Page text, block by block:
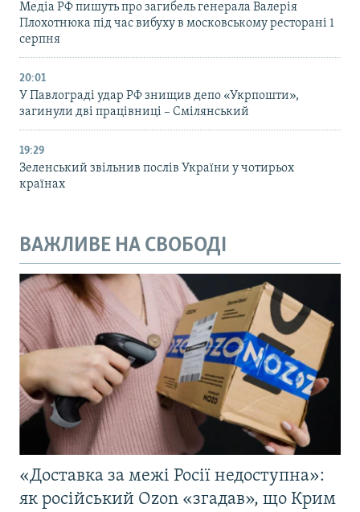
Медіа РФ пишуть про загибель генерала Валерія
Плохотнюка під час вибуху в московському ресторані 1
серпня
20:01
У Павлограді удар РФ знищив депо «Укрпошти»,
загинули дві працівниці – Смілянський
19:29
Зеленський звільнив послів України у чотирьох
країнах
ВАЖЛИВЕ НА СВОБОДІ
«Доставка за межі Росії недоступна»:
як російський Ozon «згадав», що Крим